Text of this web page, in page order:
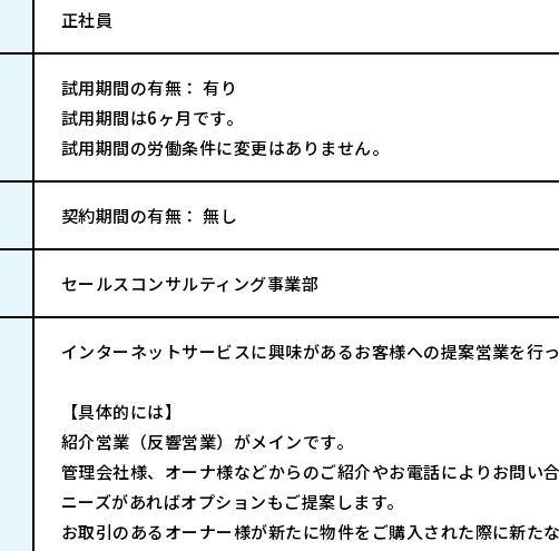
正社員
試用期間の有無： 有り
試用期間は6ヶ月です。
試用期間の労働条件に変更はありません。
契約期間の有無： 無し
セールスコンサルティング事業部
インターネットサービスに興味があるお客様への提案営業を行っ
【具体的には】
紹介営業（反響営業）がメインです。
管理会社様、オーナ様などからのご紹介やお電話によりお問い
ニーズがあればオプションもご提案します。
お取引のあるオーナー様が新たに物件をご購入された際に新た